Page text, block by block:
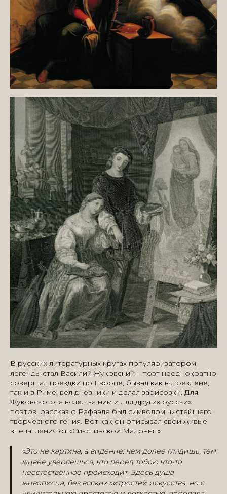
В русских литературных кругах популяризатором
легенды стал Василий Жуковский – поэт неоднократно
совершал поездки по Европе, бывал как в Дрездене,
так и в Риме, вел дневники и делал зарисовки. Для
Жуковского, а вслед за ним и для других русских
поэтов, рассказ о Рафаэле был символом чистейшего
творческого гения. Вот как он описывал свои живые
впечатления от «Сикстинской Мадонны»:
«Это не картина, а видение: чем долее глядишь, тем
живее уверяешься, что перед тобою что-то
неестественное происходит. Здесь душа
живописца, без всяких хитростей искусства, но с